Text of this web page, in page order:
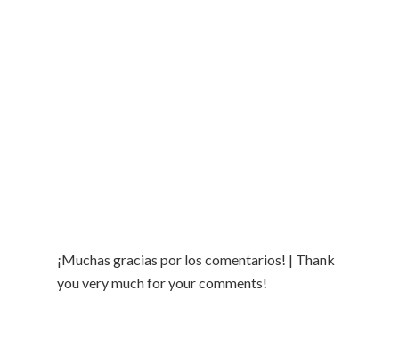
¡Muchas gracias por los comentarios! | Thank
you very much for your comments!